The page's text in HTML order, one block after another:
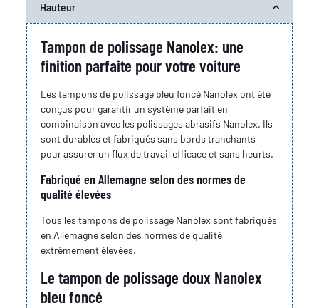
Hauteur
Tampon de polissage Nanolex: une
finition parfaite pour votre voiture
Les tampons de polissage bleu foncé Nanolex ont été
conçus pour garantir un système parfait en
combinaison avec les polissages abrasifs Nanolex. Ils
sont durables et fabriqués sans bords tranchants
pour assurer un flux de travail efficace et sans heurts.
Fabriqué en Allemagne selon des normes de
qualité élevées
Tous les tampons de polissage Nanolex sont fabriqués
en Allemagne selon des normes de qualité
extrêmement élevées.
Le tampon de polissage doux Nanolex
bleu foncé